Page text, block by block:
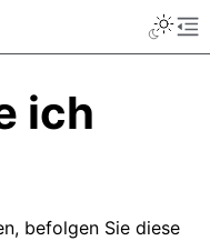
ich
befolgen Sie diese